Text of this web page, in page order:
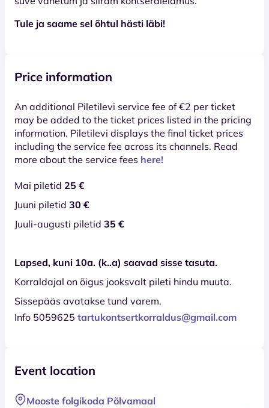
Tule ja saame sel õhtul hästi läbi!
Price information
An additional Piletilevi service fee of €2 per ticket
may be added to the ticket prices listed in the pricing
information. Piletilevi displays the final ticket prices
including the service fee across its channels. Read
more about the service fees here!
Mai piletid 25 €
Juuni piletid 30 €
Juuli-augusti piletid 35 €
Lapsed, kuni 10a. (k..a) saavad sisse tasuta.
Korraldajal on õigus jooksvalt pileti hindu muuta.
Sissepääs avatakse tund varem.
Info 5059625 tartukontsertkorraldus@gmail.com
Event location
Mooste folgikoda Põlvamaal